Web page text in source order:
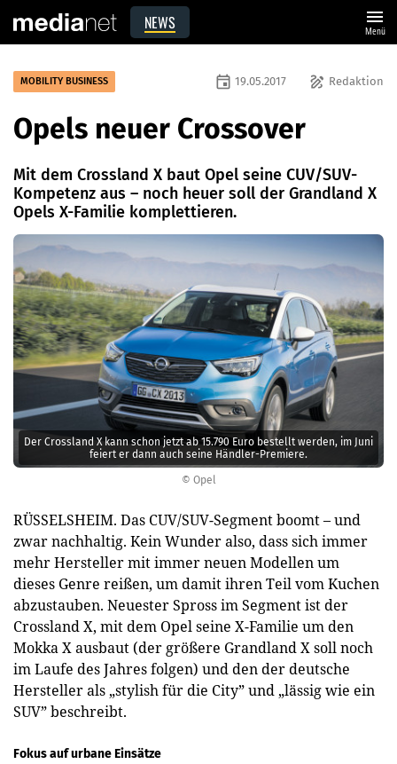
NEWS menu
Menü
© Opel
Der Crossland X kann schon jetzt ab 15.790 Euro bestellt werden, im Juni
feiert er dann auch seine Händler-Premiere.
MOBILITY BUSINESS draw Redaktion
event 19.05.2017
Opels neuer Crossover
Mit dem Crossland X baut Opel seine CUV/SUV-
Kompetenz aus – noch heuer soll der Grandland X
Opels X-Familie komplettieren.
RÜSSELSHEIM. Das CUV/SUV-Segment boomt – und
zwar nachhaltig. Kein Wunder also, dass sich immer
mehr Hersteller mit immer neuen Modellen um
dieses Genre reißen, um damit ihren Teil vom Kuchen
abzustauben. Neuester Spross im Segment ist der
Crossland X, mit dem Opel seine X-Familie um den
Mokka X ausbaut (der größere Grandland X soll noch
im Laufe des Jahres folgen) und den der deutsche
Hersteller als „stylish für die City” und „lässig wie ein
SUV” beschreibt.
Fokus auf urbane Einsätze